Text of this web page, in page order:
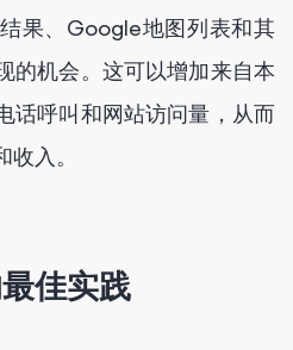
果、Google地图列表和其
的机会。这可以增加来自本
话呼叫和网站访问量，从而
入。
佳实践